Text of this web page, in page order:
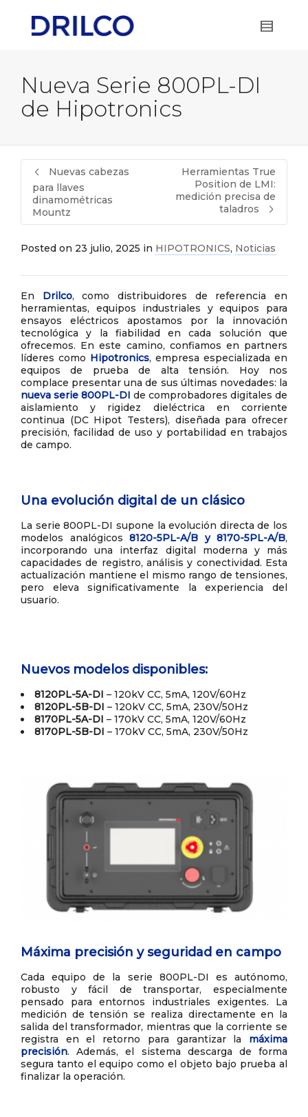
Nueva Serie 800PL-DI
de Hipotronics
Nuevas cabezas
para llaves
dinamométricas
Mountz
Herramientas True
Position de LMI:
medición precisa de
taladros
Posted on 23 julio, 2025 in HIPOTRONICS, Noticias
En Drilco, como distribuidores de referencia en
herramientas, equipos industriales y equipos para
ensayos eléctricos apostamos por la innovación
tecnológica y la fiabilidad en cada solución que
ofrecemos. En este camino, confiamos en partners
líderes como Hipotronics, empresa especializada en
equipos de prueba de alta tensión. Hoy nos
complace presentar una de sus últimas novedades: la
nueva serie 800PL-DI de comprobadores digitales de
aislamiento y rigidez dieléctrica en corriente
continua (DC Hipot Testers), diseñada para ofrecer
precisión, facilidad de uso y portabilidad en trabajos
de campo.
Una evolución digital de un clásico
La serie 800PL-DI supone la evolución directa de los
modelos analógicos 8120-5PL-A/B y 8170-5PL-A/B,
incorporando una interfaz digital moderna y más
capacidades de registro, análisis y conectividad. Esta
actualización mantiene el mismo rango de tensiones,
pero eleva significativamente la experiencia del
usuario.
Nuevos modelos disponibles:
8120PL-5A-DI – 120kV CC, 5mA, 120V/60Hz
8120PL-5B-DI – 120kV CC, 5mA, 230V/50Hz
8170PL-5A-DI – 170kV CC, 5mA, 120V/60Hz
8170PL-5B-DI – 170kV CC, 5mA, 230V/50Hz
Máxima precisión y seguridad en campo
Cada equipo de la serie 800PL-DI es autónomo,
robusto y fácil de transportar, especialmente
pensado para entornos industriales exigentes. La
medición de tensión se realiza directamente en la
salida del transformador, mientras que la corriente se
registra en el retorno para garantizar la máxima
precisión. Además, el sistema descarga de forma
segura tanto el equipo como el objeto bajo prueba al
finalizar la operación.